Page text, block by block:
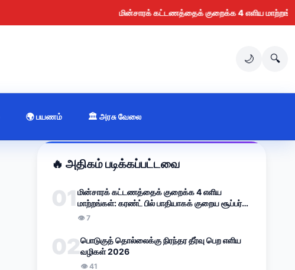
மின்சாரக் கட்டணத்தைக் குறைக்க 4 எளிய மாற்றங்கள்: கரண்ட்
🌙 🔍
🌍 பயணம் 🏛️ அரசு வேலை
🔥 அதிகம் படிக்கப்பட்டவை
01 மின்சாரக் கட்டணத்தைக் குறைக்க 4 எளிய
மாற்றங்கள்: கரண்ட் பில் பாதியாகக் குறைய சூப்பர்
வழிகாட்டி (2026)
👁 7
02பொடுகுத் தொல்லைக்கு நிரந்தர தீர்வு பெற எளிய
வழிகள் 2026
👁 41